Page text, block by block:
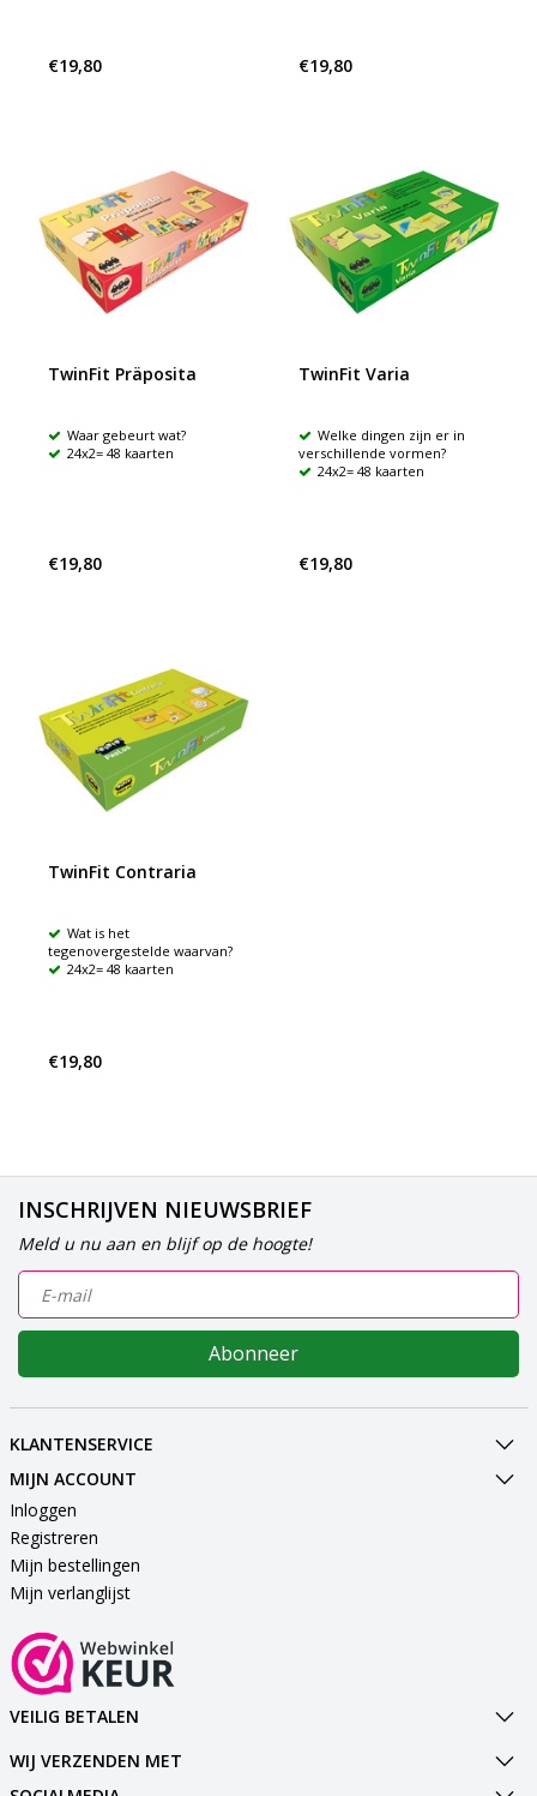
€19,80 €19,80
TwinFit Präposita
Waar gebeurt wat?
24x2= 48 kaarten
€19,80
TwinFit Varia
Welke dingen zijn er in
verschillende vormen?
24x2= 48 kaarten
€19,80
TwinFit Contraria
Wat is het
tegenovergestelde waarvan?
24x2= 48 kaarten
€19,80
INSCHRIJVEN NIEUWSBRIEF
Meld u nu aan en blijf op de hoogte!
Abonneer
KLANTENSERVICE
MIJN ACCOUNT
Inloggen
Registreren
Mijn bestellingen
Mijn verlanglijst
VEILIG BETALEN
WIJ VERZENDEN MET